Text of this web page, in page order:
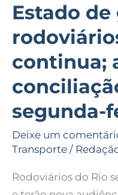
Estado
continua;
segunda-
Deixe um
Transporte /
Rodoviários do Rio
na
segunda-
(13)